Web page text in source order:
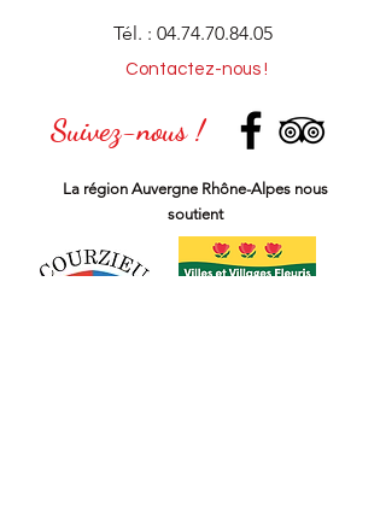
Tél. : 04.74.70.84.05
Contactez-nous !
Suivez-nous !
La région Auvergne Rhône-Alpes nous
soutient